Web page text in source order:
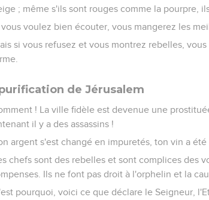
; même s'ils sont rouges comme la pourpre,
vous voulez bien écouter, vous mangerez les
si vous refusez et vous montrez rebelles,
de Jérusalem
! La ville fidèle est devenue une
il y a des assassins !
argent s'est changé en impuretés, ton vin a été
chefs sont des rebelles et sont complices des
Ils ne font pas droit à l'orphelin et la
pourquoi, voici ce que déclare le Seigneur,